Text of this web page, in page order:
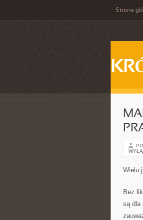
Strona
Wielu
Bez
są dla